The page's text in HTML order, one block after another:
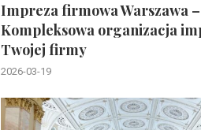
Impreza firmowa Warszawa –
Kompleksowa organizacja
Twojej firmy
2026-03-19